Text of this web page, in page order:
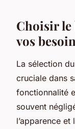
Choisir le
vos
La sélection
cruciale dans
fonctionnalité
souvent
l’apparence et